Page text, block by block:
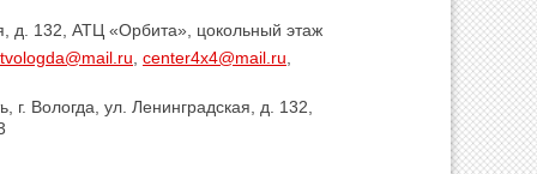
д. 132, АТЦ «Орбита», цокольный этаж
center4x4@mail.ru
г. Вологда, ул. Ленинградская, д. 132,